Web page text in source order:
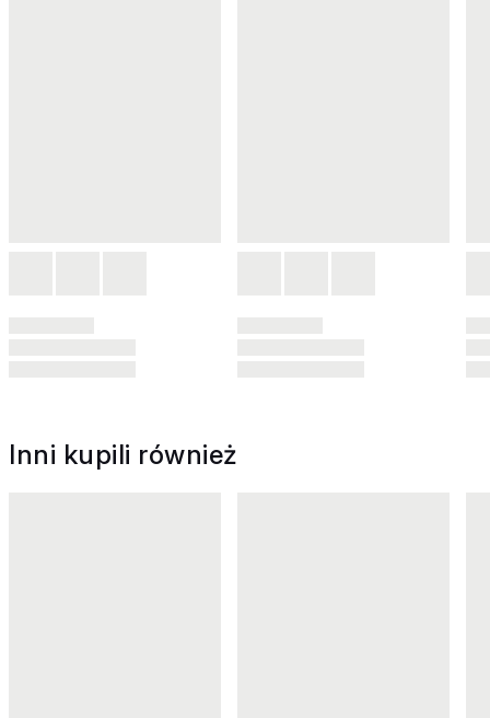
Inni kupili również